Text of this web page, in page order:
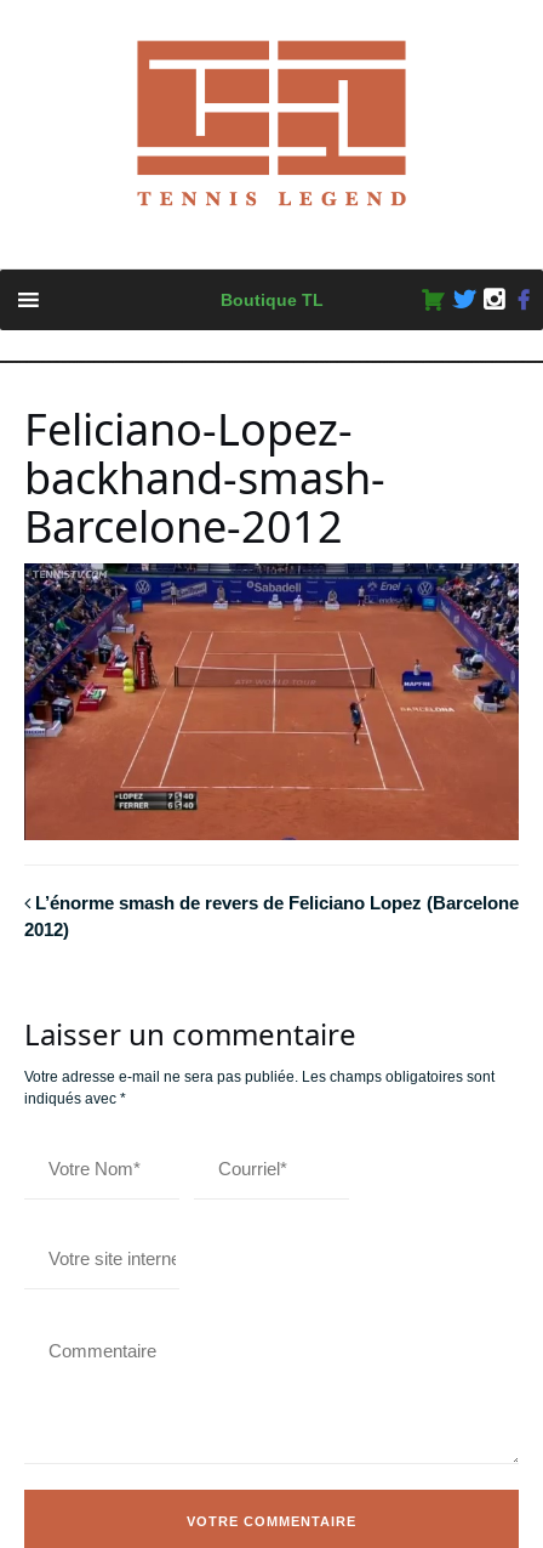
content
Boutique TL
Feliciano-Lopez-
backhand-smash-
Barcelone-2012
L’énorme smash de revers de Feliciano Lopez (Barcelone
2012)
Laisser un commentaire
Votre adresse e-mail ne sera pas publiée. Les champs obligatoires sont
indiqués avec *